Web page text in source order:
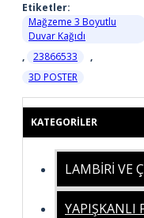
Etiketler:
Mağzeme 3 Boyutlu
Duvar Kağıdı
,
23866533
,
3D POSTER
KATEGORILER
LAMBİRİ VE
YAPIŞKANLI